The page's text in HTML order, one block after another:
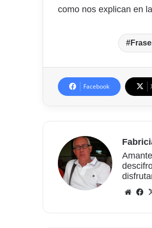
como nos explican en la
Facebook
Sitio